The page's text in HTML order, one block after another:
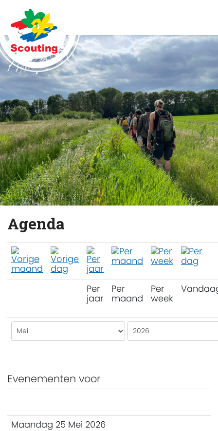
Agenda
Per
jaar
Per
maand
Per
week
Evenementen voor
Maandag 25 Mei 2026